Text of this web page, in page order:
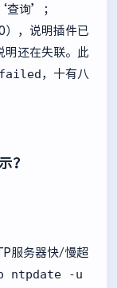
查询’；
），说明插件已
还在失联。此
，十有八
？
服务器快/慢超
ntpdate -u